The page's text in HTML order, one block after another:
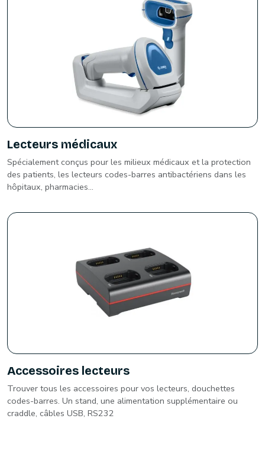
Lecteurs médicaux
Spécialement conçus pour les milieux médicaux et la protection
des patients, les lecteurs codes-barres antibactériens dans les
hôpitaux, pharmacies...
Accessoires lecteurs
Trouver tous les accessoires pour vos lecteurs, douchettes
codes-barres. Un stand, une alimentation supplémentaire ou
craddle, câbles USB, RS232